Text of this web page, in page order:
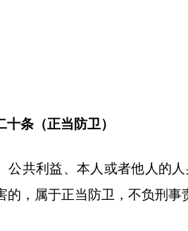
十条（正当防卫）
公共利益、本人或者他人的
的，属于正当防卫，不负刑事